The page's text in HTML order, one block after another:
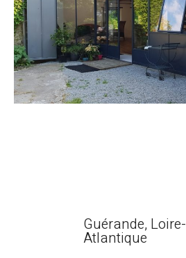
Guérande, Loire-
Atlantique